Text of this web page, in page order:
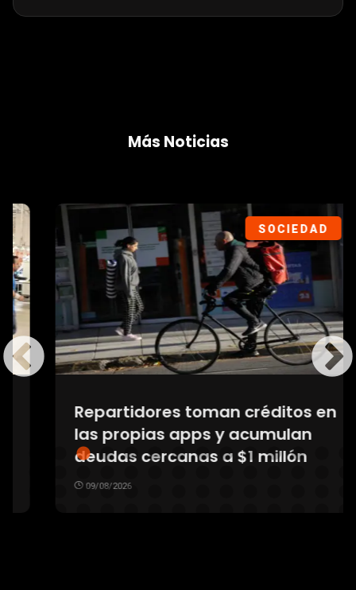
Más Noticias
SOCIEDAD
Repartidores toman créditos en
las propias apps y acumulan
deudas cercanas a $1 millón
09/08/2026